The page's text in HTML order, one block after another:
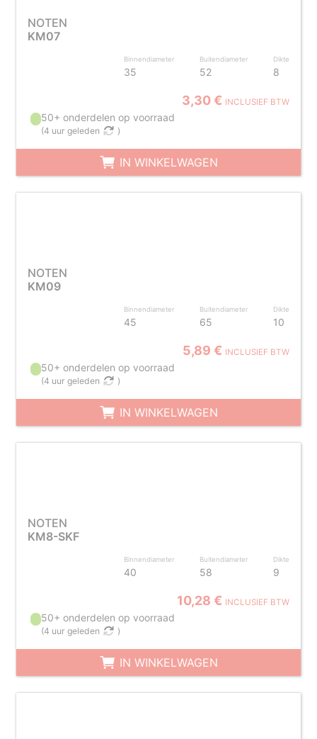
NOTEN
KM07
Binnendiameter
35
Buitendiameter
52
Dikte
8
3,30 € INCLUSIEF BTW
50+ onderdelen op voorraad
(4 uur geleden )
IN WINKELWAGEN
NOTEN
KM09
Binnendiameter
45
Buitendiameter
65
Dikte
10
5,89 € INCLUSIEF BTW
50+ onderdelen op voorraad
(4 uur geleden )
IN WINKELWAGEN
NOTEN
KM8-SKF
Binnendiameter
40
Buitendiameter
58
Dikte
9
10,28 € INCLUSIEF BTW
50+ onderdelen op voorraad
(4 uur geleden )
IN WINKELWAGEN